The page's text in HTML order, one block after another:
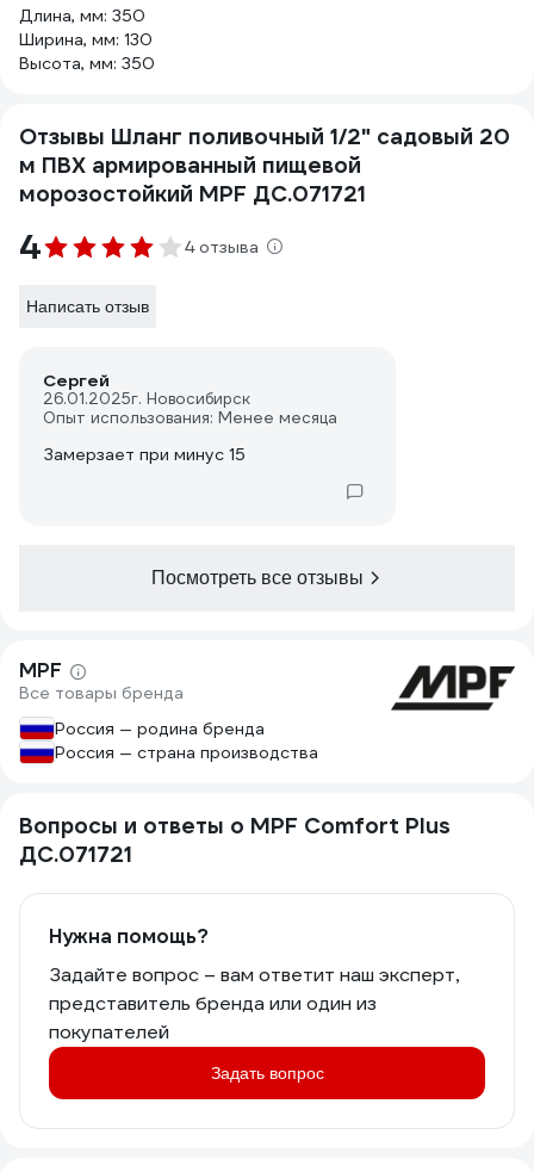
Длина, мм: 350
Ширина, мм: 130
Высота, мм: 350
Отзывы Шланг поливочный 1/2" садовый 20
м ПВХ армированный пищевой
морозостойкий MPF ДС.071721
4 4 отзыва
Написать отзыв
Сергей
26.01.2025г. Новосибирск
Опыт использования: Менее месяца
Замерзает при минус 15
Посмотреть все отзывы
MPF
Все товары бренда
Россия — родина бренда
Россия — страна производства
Вопросы и ответы о MPF Comfort Plus
ДС.071721
Нужна помощь?
Задайте вопрос – вам ответит наш эксперт,
представитель бренда или один из
покупателей
Задать вопрос